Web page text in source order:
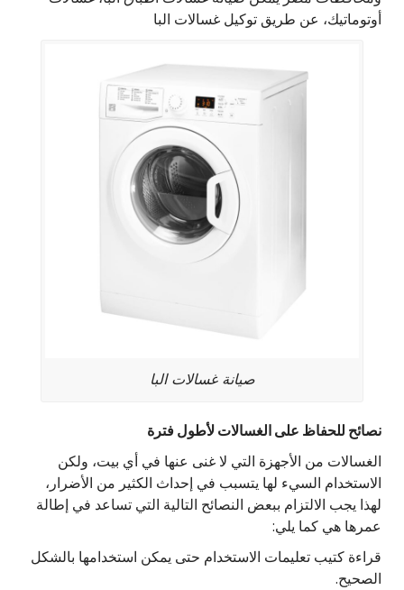
أوتوماتيك، عن طريق توكيل غسالات البا
صيانة غسالات البا
نصائح للحفاظ على الغسالات لأطول فترة
الغسالات من الأجهزة التي لا غنى عنها في أي بيت، ولكن
الاستخدام السيء لها يتسبب في إحداث الكثير من الأضرار،
لهذا يجب الالتزام ببعض النصائح التالية التي تساعد في إطالة
عمرها هي كما يلي:
قراءة كتيب تعليمات الاستخدام حتى يمكن استخدامها بالشكل
الصحيح.